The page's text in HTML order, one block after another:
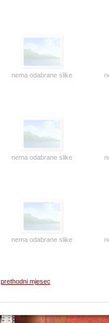
nema odabrane slike
nema odabrane slike
nema odabrane slike
prethodni mjesec